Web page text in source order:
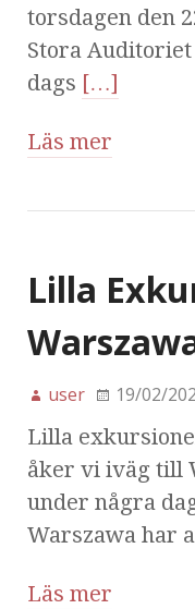
torsdagen den
Stora
dags […]
Läs mer
Lilla
user 19/02/
Lilla
åker vi iväg till
under några
Warszawa har
Läs mer